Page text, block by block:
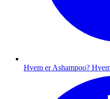
Hvem er Ashampoo?